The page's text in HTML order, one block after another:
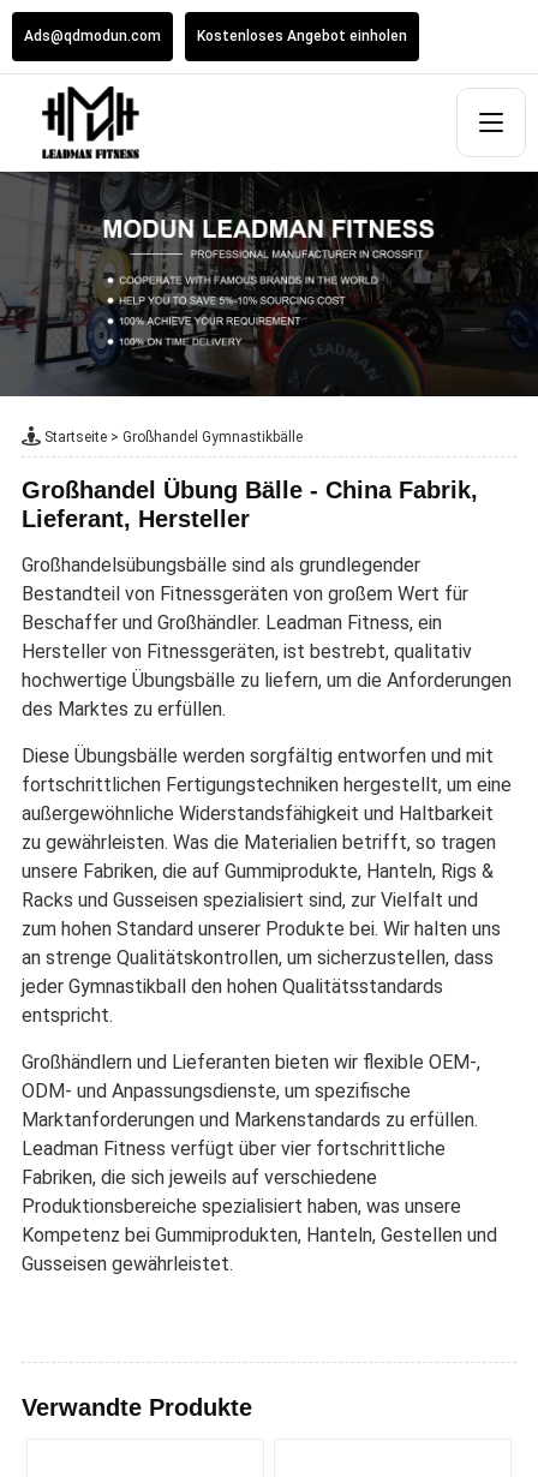
Ads@qdmodun.com Kostenloses Angebot einholen
Startseite> Großhandel Gymnastikbälle
Großhandel Übung Bälle - China Fabrik,
Lieferant, Hersteller
Großhandelsübungsbälle sind als grundlegender
Bestandteil von Fitnessgeräten von großem Wert für
Beschaffer und Großhändler. Leadman Fitness, ein
Hersteller von Fitnessgeräten, ist bestrebt, qualitativ
hochwertige Übungsbälle zu liefern, um die Anforderungen
des Marktes zu erfüllen.
Diese Übungsbälle werden sorgfältig entworfen und mit
fortschrittlichen Fertigungstechniken hergestellt, um eine
außergewöhnliche Widerstandsfähigkeit und Haltbarkeit
zu gewährleisten. Was die Materialien betrifft, so tragen
unsere Fabriken, die auf Gummiprodukte, Hanteln, Rigs &
Racks und Gusseisen spezialisiert sind, zur Vielfalt und
zum hohen Standard unserer Produkte bei. Wir halten uns
an strenge Qualitätskontrollen, um sicherzustellen, dass
jeder Gymnastikball den hohen Qualitätsstandards
entspricht.
Großhändlern und Lieferanten bieten wir flexible OEM-,
ODM- und Anpassungsdienste, um spezifische
Marktanforderungen und Markenstandards zu erfüllen.
Leadman Fitness verfügt über vier fortschrittliche
Fabriken, die sich jeweils auf verschiedene
Produktionsbereiche spezialisiert haben, was unsere
Kompetenz bei Gummiprodukten, Hanteln, Gestellen und
Gusseisen gewährleistet.
Verwandte Produkte